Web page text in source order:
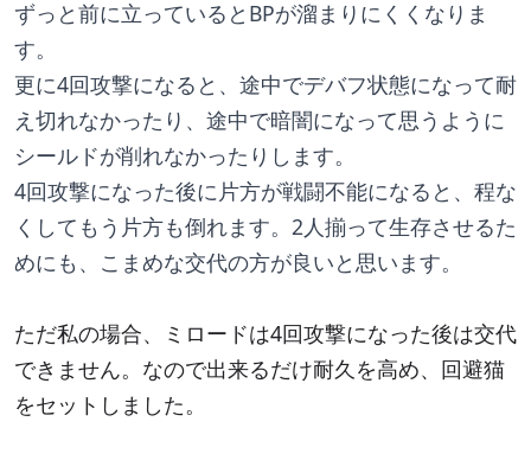
ずっと前に立っているとBPが溜まりにくくなりま
す。
更に4回攻撃になると、途中でデバフ状態になって耐
え切れなかったり、途中で暗闇になって思うように
シールドが削れなかったりします。
4回攻撃になった後に片方が戦闘不能になると、程な
くしてもう片方も倒れます。2人揃って生存させるた
めにも、こまめな交代の方が良いと思います。
ただ私の場合、ミロードは4回攻撃になった後は交代
できません。なので出来るだけ耐久を高め、回避猫
をセットしました。